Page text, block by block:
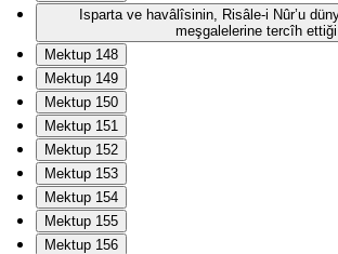
Isparta ve havâlîsinin, Risâle-i Nûr’u
meşgalelerine tercîh ettiği
Mektup 148
Mektup 149
Mektup 150
Mektup 151
Mektup 152
Mektup 153
Mektup 154
Mektup 155
Mektup 156